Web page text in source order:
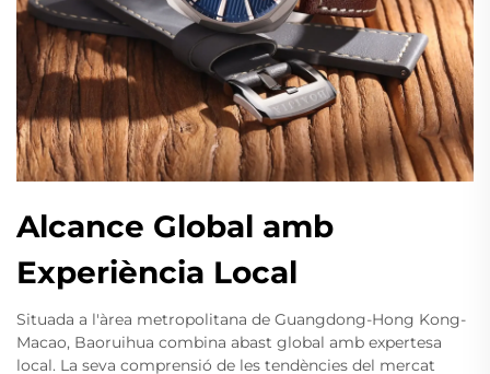
Alcance Global amb
Experiència Local
Situada a l'àrea metropolitana de Guangdong-Hong Kong-
Macao, Baoruihua combina abast global amb expertesa
local. La seva comprensió de les tendències del mercat